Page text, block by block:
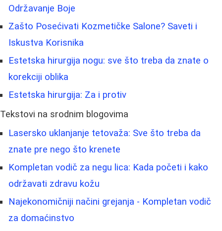
Održavanje Boje
Zašto Posećivati Kozmetičke Salone? Saveti i
Iskustva Korisnika
Estetska hirurgija nogu: sve što treba da znate o
korekciji oblika
Estetska hirurgija: Za i protiv
Tekstovi na srodnim blogovima
Lasersko uklanjanje tetovaža: Sve što treba da
znate pre nego što krenete
Kompletan vodič za negu lica: Kada početi i kako
održavati zdravu kožu
Najekonomičniji načini grejanja - Kompletan vodič
za domaćinstvo